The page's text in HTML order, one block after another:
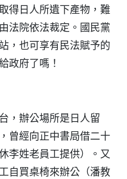
得日人所遺下產物，難
法院依法裁定。國民黨
，也可享有民法賦予的
政府了嗎！
，辦公場所是日人留
曾經向正中書局借二十
李姓老員工提供）。又
自買桌椅來辦公（潘教